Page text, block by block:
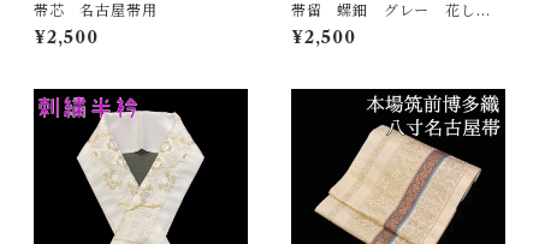
帯芯 名古屋帯用
¥2,500
帯留 螺鈿 グレー 花しお
り 大原商店 帯飾り 日本
製 和装小物
¥2,500